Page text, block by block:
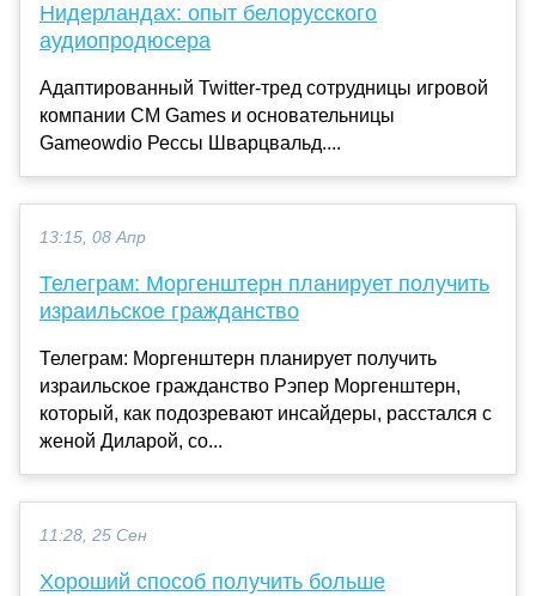
Нидерландах: опыт белорусского
аудиопродюсера
Адаптированный Twitter-тред сотрудницы игровой
компании CM Games и основательницы
Gameowdio Рессы Шварцвальд....
13:15, 08 Апр
Телеграм: Моргенштерн планирует получить
израильское гражданство
Телеграм: Моргенштерн планирует получить
израильское гражданство Рэпер Моргенштерн,
который, как подозревают инсайдеры, расстался с
женой Диларой, со...
11:28, 25 Сен
Хороший способ получить больше